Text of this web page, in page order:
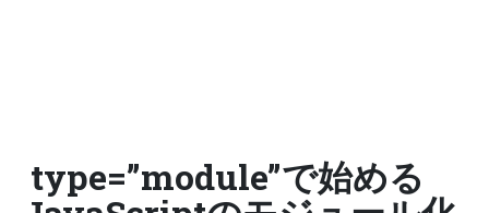
type=”module”で始める